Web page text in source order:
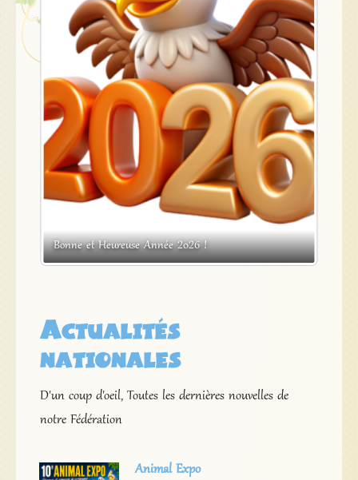
Bonne et Heureuse Année 2026 !
Actualités
nationales
D'un coup d'oeil, Toutes les dernières nouvelles de
notre Fédération
Animal Expo